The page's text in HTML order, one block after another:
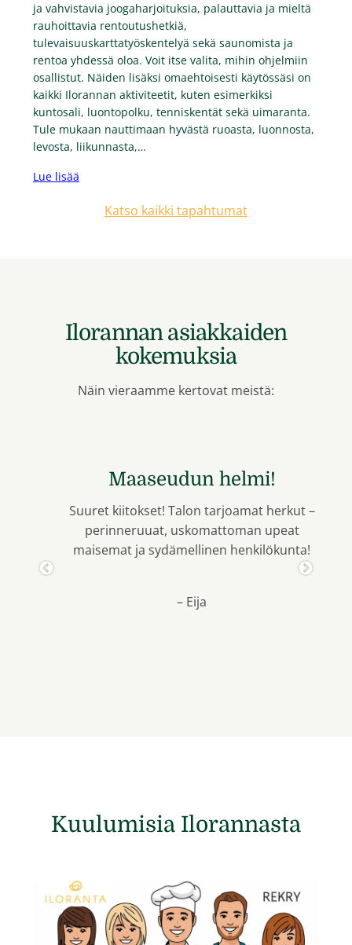
ja vahvistavia joogaharjoituksia, palauttavia ja mieltä
rauhoittavia rentoutushetkiä,
tulevaisuuskarttatyöskentelyä sekä saunomista ja
rentoa yhdessä oloa. Voit itse valita, mihin ohjelmiin
osallistut. Näiden lisäksi omaehtoisesti käytössäsi on
kaikki Ilorannan aktiviteetit, kuten esimerkiksi
kuntosali, luontopolku, tenniskentät sekä uimaranta.
Tule mukaan nauttimaan hyvästä ruoasta, luonnosta,
levosta, liikunnasta,…
Lue lisää
Katso kaikki tapahtumat
Ilorannan asiakkaiden
kokemuksia
Näin vieraamme kertovat meistä:
Rauha ja hyvä olo täyttää
mielen ja kehon
Paikka, jossa kerta toisensa jälkeen
ihastelet ruuan upeita makuja ja laatua.
Henkilökunta on innostunutta.
Esteettisyyttä saa aistia ja kokea monissa
eri kohdissa.
Kuulumisia Ilorannasta